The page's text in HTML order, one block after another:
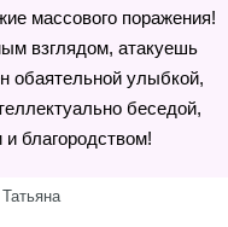
массового поражения!
взглядом, атакуешь
обаятельной улыбкой,
беседой,
благородством!